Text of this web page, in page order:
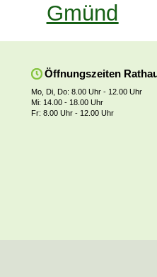
Gmünd
Öffnungszeiten
Mo, Di, Do: 8.00 Uhr - 12.00 Uhr
Mi: 14.00 - 18.00 Uhr
Fr: 8.00 Uhr - 12.00 Uhr